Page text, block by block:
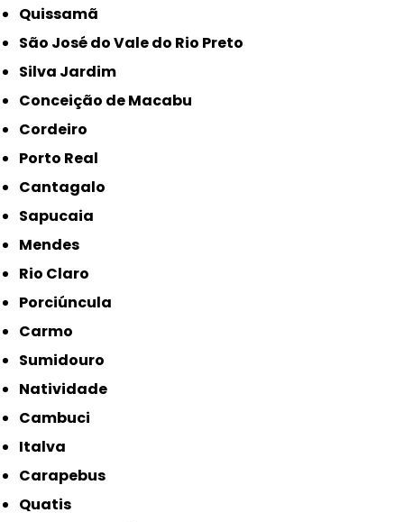
Quissamã
São José do Vale do Rio Preto
Silva Jardim
Conceição de Macabu
Cordeiro
Porto Real
Cantagalo
Sapucaia
Mendes
Rio Claro
Porciúncula
Carmo
Sumidouro
Natividade
Cambuci
Italva
Carapebus
Quatis